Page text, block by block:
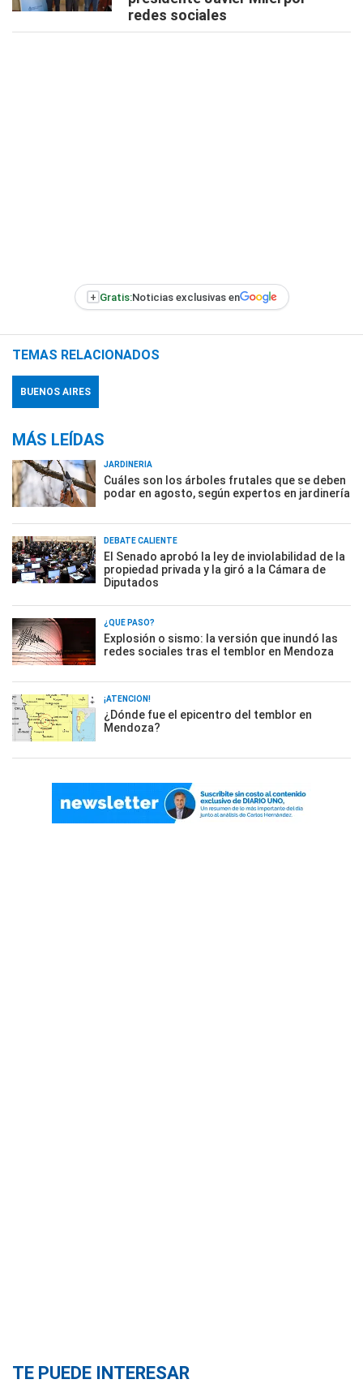
redes sociales
+ Gratis:Noticias exclusivas en
TEMAS RELACIONADOS
BUENOS AIRES
MÁS LEÍDAS
JARDINERÍA
Cuáles son los árboles frutales que se deben
podar en agosto, según expertos en jardinería
DEBATE CALIENTE
El Senado aprobó la ley de inviolabilidad de la
propiedad privada y la giró a la Cámara de
Diputados
¿QUÉ PASÓ?
Explosión o sismo: la versión que inundó las
redes sociales tras el temblor en Mendoza
¡ATENCIÓN!
¿Dónde fue el epicentro del temblor en
Mendoza?
TE PUEDE INTERESAR